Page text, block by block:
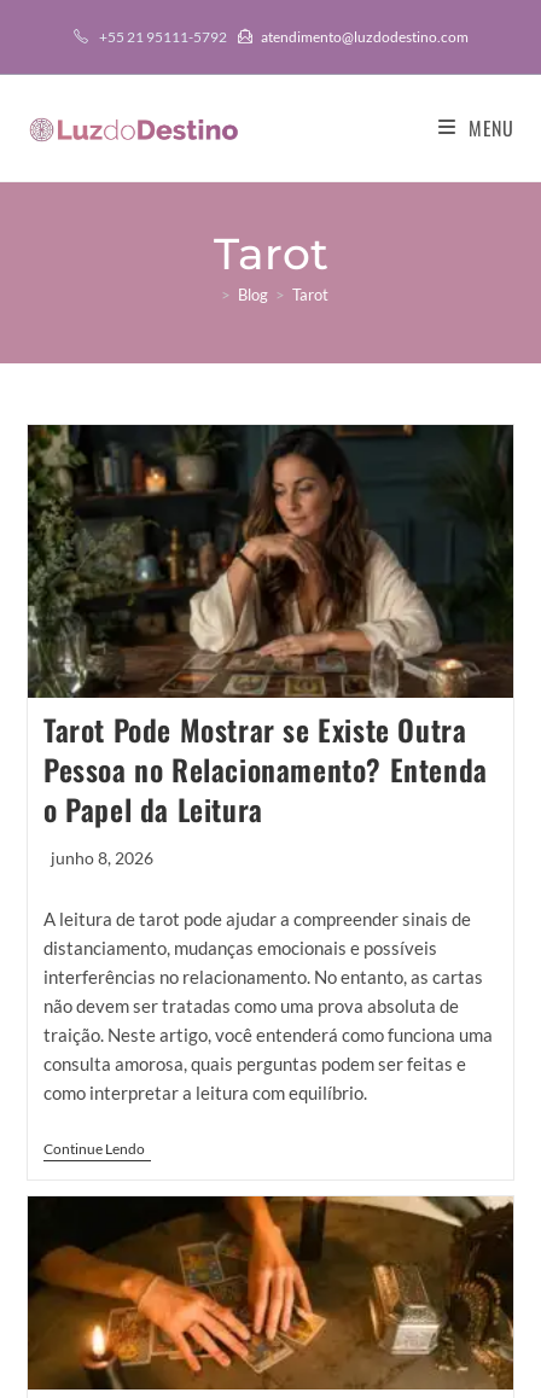
+55 21 95111-5792 atendimento@luzdodestino.com
MENU
Tarot
> Blog > Tarot
Tarot Pode Mostrar se Existe Outra
Pessoa no Relacionamento? Entenda
o Papel da Leitura
junho 8, 2026
A leitura de tarot pode ajudar a compreender sinais de
distanciamento, mudanças emocionais e possíveis
interferências no relacionamento. No entanto, as cartas
não devem ser tratadas como uma prova absoluta de
traição. Neste artigo, você entenderá como funciona uma
consulta amorosa, quais perguntas podem ser feitas e
como interpretar a leitura com equilíbrio.
Continue Lendo